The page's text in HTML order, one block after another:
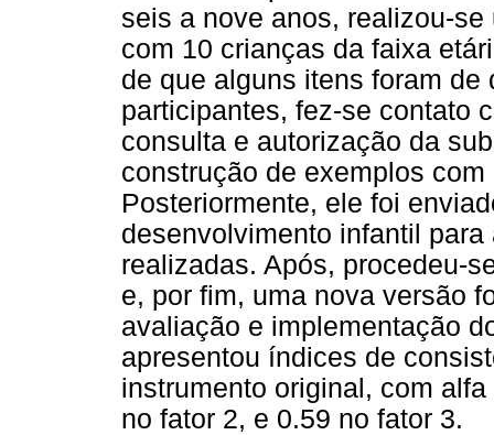
seis a nove anos, realizou-
com 10 crianças da faixa
de que alguns itens foram
participantes, fez-se contato
consulta e autorização da
construção de exemplos
Posteriormente, ele foi
desenvolvimento infantil
realizadas. Após, procedeu-
e, por fim, uma nova versão
avaliação e implementação
apresentou índices de
instrumento original, com
no fator 2, e 0.59 no fator 3.